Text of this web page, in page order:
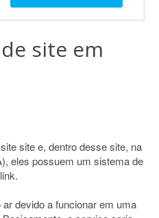
site em
site e, dentro desse site, na
eles possuem um sistema de
devido a funcionar em uma